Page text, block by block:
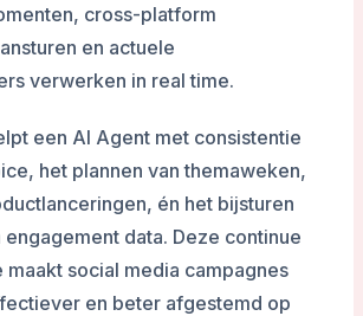
cross-platform
en actuele
verwerken in real time.
een AI Agent met consistentie
het plannen van themaweken,
én het bijsturen
engagement data. Deze continue
maakt social media campagnes
en beter afgestemd op